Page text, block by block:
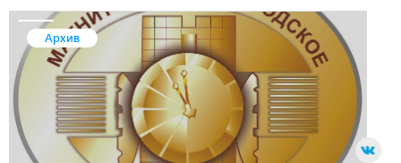
Архив